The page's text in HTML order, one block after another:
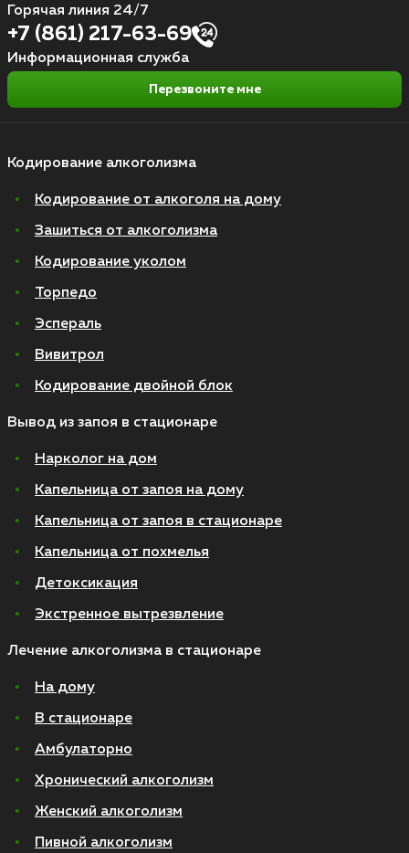
Кодирование алкоголизма
Кодирование от алкоголя на дому
Зашиться от алкоголизма
Кодирование уколом
Торпедо
Эспераль
Вивитрол
Кодирование двойной блок
Вывод из запоя в стационаре
Нарколог на дом
Капельница от запоя на дому
Капельница от запоя в стационаре
Капельница от похмелья
Детоксикация
Экстренное вытрезвление
Лечение алкоголизма в стационаре
На дому
В стационаре
Амбулаторно
Хронический алкоголизм
Женский алкоголизм
Пивной алкоголизм
Горячая линия 24/7
+7 (861) 217-63-69
Информационная служба
Перезвоните мне